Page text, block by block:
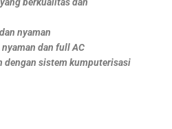
nyaman
dan full AC
dengan sistem kumputerisasi